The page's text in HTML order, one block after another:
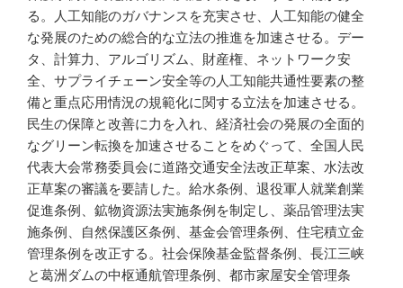
る。人工知能のガバナンスを充実させ、人工知能の健全
な発展のための総合的な立法の推進を加速させる。デー
タ、計算力、アルゴリズム、財産権、ネットワーク安
全、サプライチェーン安全等の人工知能共通性要素の整
備と重点応用情況の規範化に関する立法を加速させる。
民生の保障と改善に力を入れ、経済社会の発展の全面的
なグリーン転換を加速させることをめぐって、全国人民
代表大会常務委員会に道路交通安全法改正草案、水法改
正草案の審議を要請した。給水条例、退役軍人就業創業
促進条例、鉱物資源法実施条例を制定し、薬品管理法実
施条例、自然保護区条例、基金会管理条例、住宅積立金
管理条例を改正する。社会保険基金監督条例、長江三峡
と葛洲ダムの中枢通航管理条例、都市家屋安全管理条